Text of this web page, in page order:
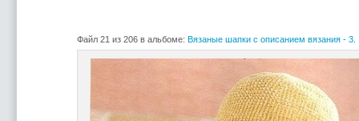
Файл 21 из 206 в альбоме: Вязаные шапки с описанием вязания - 3.